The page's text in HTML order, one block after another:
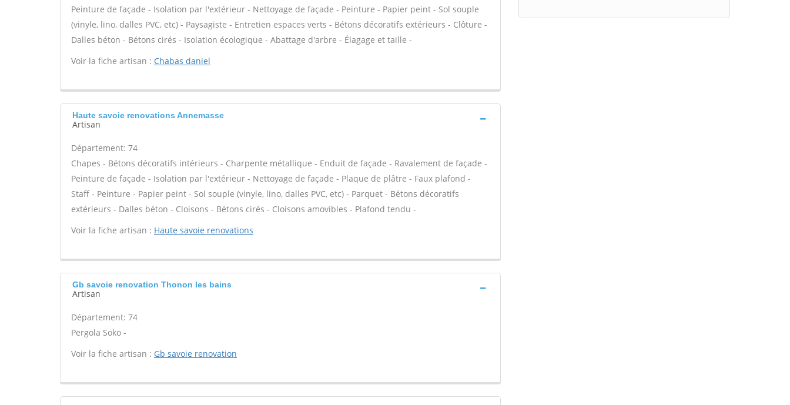
Peinture de façade - Isolation par l'extérieur - Nettoyage de façade - Peinture - Papier peint - Sol souple
(vinyle, lino, dalles PVC, etc) - Paysagiste - Entretien espaces verts - Bétons décoratifs extérieurs - Clôture -
Dalles béton - Bétons cirés - Isolation écologique - Abattage d'arbre - Élagage et taille -
Voir la fiche artisan : Chabas daniel
Haute savoie renovations Annemasse
Artisan
Département: 74
Chapes - Bétons décoratifs intérieurs - Charpente métallique - Enduit de façade - Ravalement de façade -
Peinture de façade - Isolation par l'extérieur - Nettoyage de façade - Plaque de plâtre - Faux plafond -
Staff - Peinture - Papier peint - Sol souple (vinyle, lino, dalles PVC, etc) - Parquet - Bétons décoratifs
extérieurs - Dalles béton - Cloisons - Bétons cirés - Cloisons amovibles - Plafond tendu -
Voir la fiche artisan : Haute savoie renovations
Gb savoie renovation Thonon les bains
Artisan
Département: 74
Pergola Soko -
Voir la fiche artisan : Gb savoie renovation